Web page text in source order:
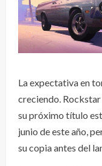
La expectativa en
creciendo. Rockstar
su próximo título
junio de este año,
su copia antes del